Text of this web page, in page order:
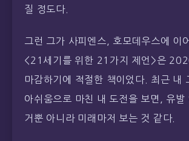
질 정도다.
그런 그가 사피엔스, 호모데우스에 이
<21세기를 위한 21가지 제언>은
마감하기에 적절한 책이었다. 최근 내
아쉬움으로 마친 내 도전을 보면, 유발
거뿐 아니라 미래마저 보는 것 같다.